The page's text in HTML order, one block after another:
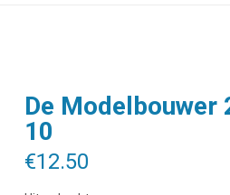
De Modelbouwer
10
€12.50